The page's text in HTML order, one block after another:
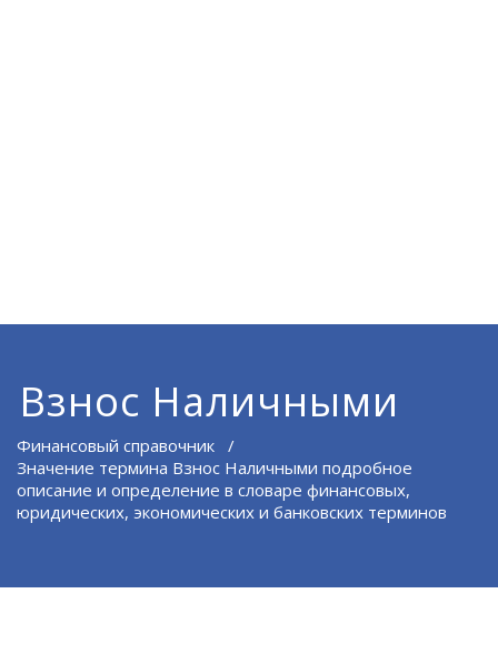
Взнос Наличными
Финансовый справочник /
Значение термина Взнос Наличными подробное
описание и определение в словаре финансовых,
юридических, экономических и банковских терминов